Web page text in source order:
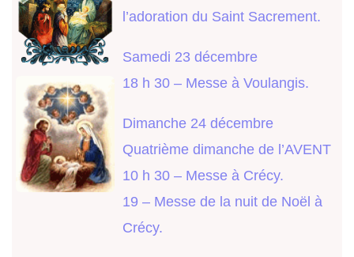
l’adoration du Saint Sacrement.
Samedi 23 décembre
18 h 30 – Messe à Voulangis.
Dimanche 24 décembre
Quatrième dimanche de l’AVENT
10 h 30 – Messe à Crécy.
19 – Messe de la nuit de Noël à
Crécy.